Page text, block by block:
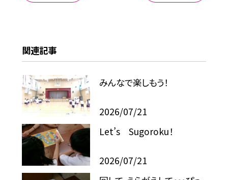
関連記事
みんなで楽しもう！
2026/07/21
Let’s Sugoroku！
2026/07/21